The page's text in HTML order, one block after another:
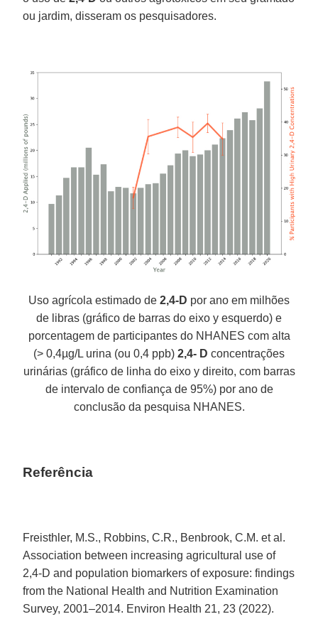
ou jardim, disseram os pesquisadores.
Uso agrícola estimado de 2,4-D por ano em milhões
de libras (gráfico de barras do eixo y esquerdo) e
porcentagem de participantes do NHANES com alta
(> 0,4µg/L urina (ou 0,4 ppb) 2,4- D concentrações
urinárias (gráfico de linha do eixo y direito, com barras
de intervalo de confiança de 95%) por ano de
conclusão da pesquisa NHANES.
Referência
Freisthler, M.S., Robbins, C.R., Benbrook, C.M. et al.
Association between increasing agricultural use of
2,4-D and population biomarkers of exposure: findings
from the National Health and Nutrition Examination
Survey, 2001–2014. Environ Health 21, 23 (2022).